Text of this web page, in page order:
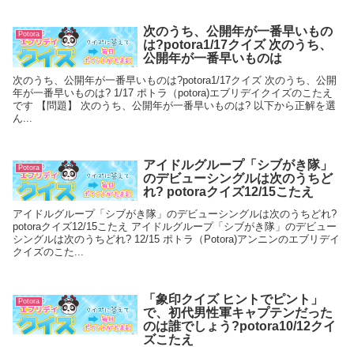
Potora
次のうち、公開年が一番早いもの
は?potora1/17クイズ 次のうち、
公開年が一番早いものは
次のうち、公開年が一番早いものは?potora1/17クイズ 次のうち、公開
年が一番早いものは? 1/17 ポトラ（potora)エブリデイクイズのこたえ
です 【問題】 次のうち、公開年が一番早いものは? 以下から正解を選
ん...
Potora
アイドルグループ「シブがき隊」
のデビューシングルは次のうちど
れ? potoraクイズ12/15こたえ
アイドルグループ「シブがき隊」のデビューシングルは次のうちどれ?
potoraクイズ12/15こたえ アイドルグループ「シブがき隊」のデビュー
シングルは次のうちどれ? 12/15 ポトラ（Potora)アンニンのエブリデイ
クイズのこた...
Potora
「象印クイズ ヒントでピント」
で、初代男性軍キャプテンだった
のは誰でしょう?potora10/12クイ
ズこたえ